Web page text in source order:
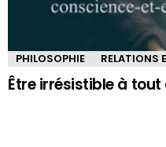
PHILOSOPHIE RELATIONS
Être irrésistible à